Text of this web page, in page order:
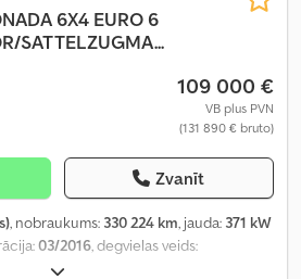
6X4 EURO 6
SATTELZUGMA...
109 000 €
VB plus PVN
(131 890 € bruto)
Zvanīt
, nobraukums: 330 224 km, jauda: 371 kW
03/2016, degvielas veids:
6x4